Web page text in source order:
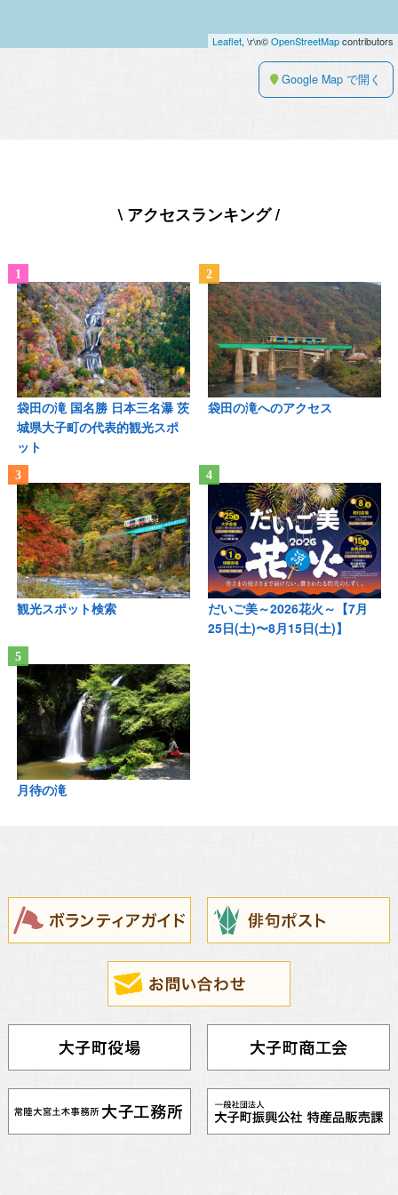
Leaflet, \r\n©OpenStreetMapcontributors
Google Map で開く
\ アクセスランキング /
袋田の滝 国名勝 日本三名瀑 茨
城県大子町の代表的観光スポ
ット
袋田の滝へのアクセス
観光スポット検索
だいご美～2026花火～【7月
25日(土)〜8月15日(土)】
月待の滝